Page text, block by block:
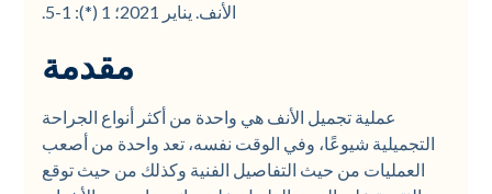
الأنف. يناير 2021؛ 1 (*): 1-5.
مقدمة
عملية تجميل الأنف هي واحدة من أكثر أنواع الجراحة
التجميلية شيوعًا، وفي الوقت نفسه، تعد واحدة من أصعب
العمليات من حيث التفاصيل الفنية وكذلك من حيث توقع